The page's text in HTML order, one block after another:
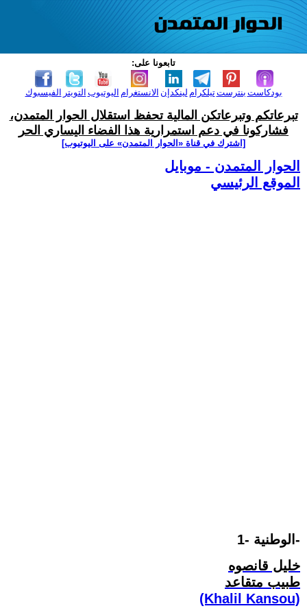
تابعونا على:
الفيسبوك التويتر اليوتيوب الانستغرام لينكدإن تيلكرامبنترست بودكاست
تبرعاتكم وتبرعاتكن المالية تحفظ استقلال الحوار المتمدن،
فشاركونا في دعم استمرارية هذا الفضاء اليساري الحر
[اشترك في قناة ‫«الحوار المتمدن» على اليوتيوب]
الحوار المتمدن - موبايل
الموقع الرئيسي
الوطنية -1-
خليل قانصوه
طبيب متقاعد
(Khalil Kansou)